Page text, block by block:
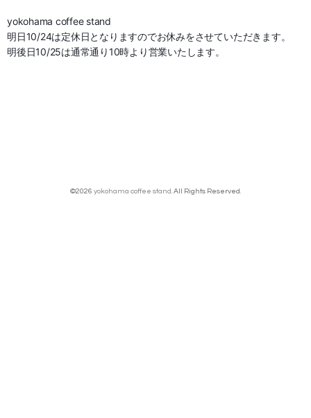
yokohama coffee stand
明日10/24は定休日となりますのでお休みをさせていただきます。
明後日10/25は通常通り10時より営業いたします。
©2026 yokohama coffee stand. All Rights Reserved.